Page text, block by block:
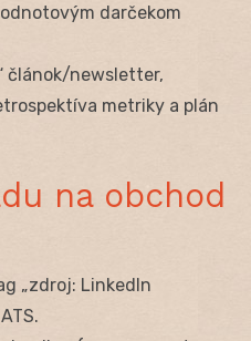
darčekom
článok/newsletter,
metriky a plán
na obchod
„zdroj: LinkedIn